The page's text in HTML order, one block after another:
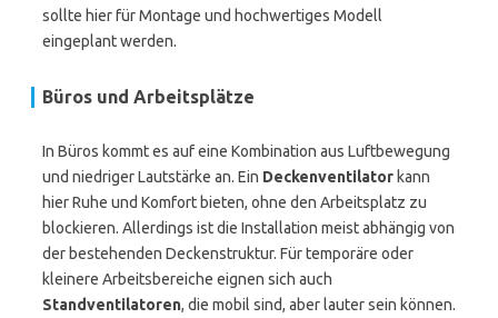
sollte hier für Montage und hochwertiges Modell
eingeplant werden.
Büros und Arbeitsplätze
In Büros kommt es auf eine Kombination aus Luftbewegung
und niedriger Lautstärke an. Ein Deckenventilator kann
hier Ruhe und Komfort bieten, ohne den Arbeitsplatz zu
blockieren. Allerdings ist die Installation meist abhängig von
der bestehenden Deckenstruktur. Für temporäre oder
kleinere Arbeitsbereiche eignen sich auch
Standventilatoren, die mobil sind, aber lauter sein können.